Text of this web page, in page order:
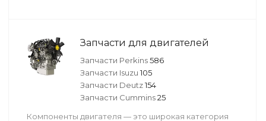
Запчасти для двигателей
Запчасти Perkins586
Запчасти Isuzu 105
Запчасти Deutz154
Запчасти Cummins25
Компоненты двигателя — это широкая категория